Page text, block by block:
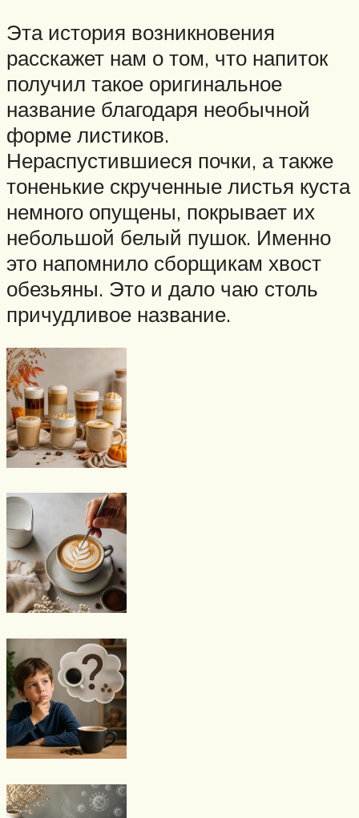
Эта история возникновения
расскажет нам о том, что напиток
получил такое оригинальное
название благодаря необычной
форме листиков.
Нераспустившиеся почки, а также
тоненькие скрученные листья куста
немного опущены, покрывает их
небольшой белый пушок. Именно
это напомнило сборщикам хвост
обезьяны. Это и дало чаю столь
причудливое название.